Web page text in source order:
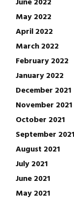
May 2022
April 2022
March 2022
February 2022
January 2022
December 2021
November 2021
October 2021
September 2021
August 2021
July 2021
June 2021
May 2021